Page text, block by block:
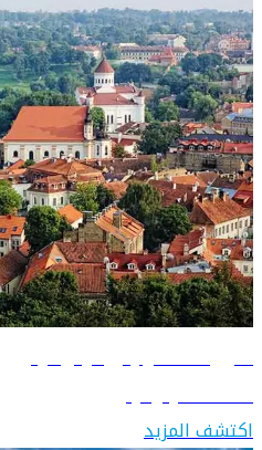
دليل السفر إلى ليتوانيا
اكتشف ليتوانيا
اكتشف المزيد